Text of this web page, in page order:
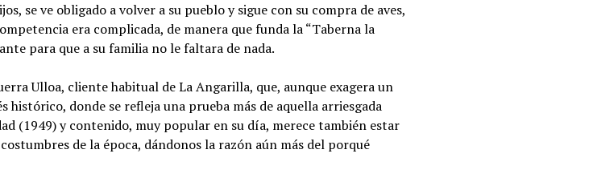
se ve obligado a volver a su pueblo y sigue con su compra de aves,
era complicada, de manera que funda la “Taberna la
para que a su familia no le faltara de nada.
Ulloa, cliente habitual de La Angarilla, que, aunque exagera un
donde se refleja una prueba más de aquella arriesgada
(1949) y contenido, muy popular en su día, merece también estar
de la época, dándonos la razón aún más del porqué